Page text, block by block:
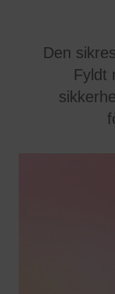
Den
Fyldt